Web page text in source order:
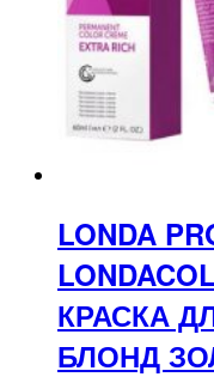
LONDA
КРАСКА
БЛОНД